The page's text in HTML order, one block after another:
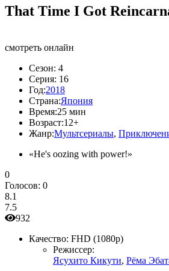
That Time I Got
смотреть онлайн
Сезон: 4
Серия: 16
Год:2018
Страна:Япония
Время:25 мин
Возраст:12+
Жанр:Мультсериалы,
«He's oozing with power!»
0
Голосов: 0
8.1
7.5
932
Качество: FHD (1080p)
Режиссер:
Ясухито Кикути, Рёма